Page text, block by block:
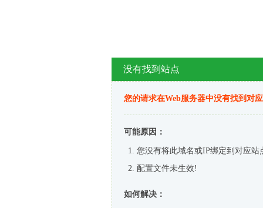
没有找到站点
您的请求在Web服务器中没有找到对
可能原因：
您没有将此域名或IP绑定到对应站
配置文件未生效!
如何解决：